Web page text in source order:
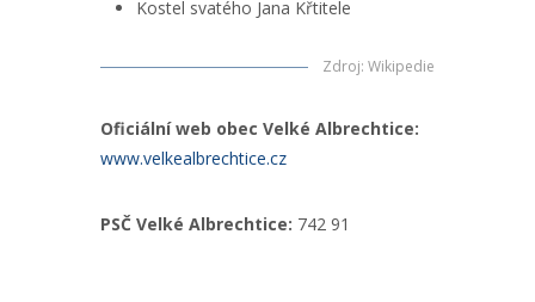
Kostel svatého Jana Křtitele
Zdroj: Wikipedie
Oficiální web obec Velké Albrechtice:
www.velkealbrechtice.cz
PSČ Velké Albrechtice: 742 91